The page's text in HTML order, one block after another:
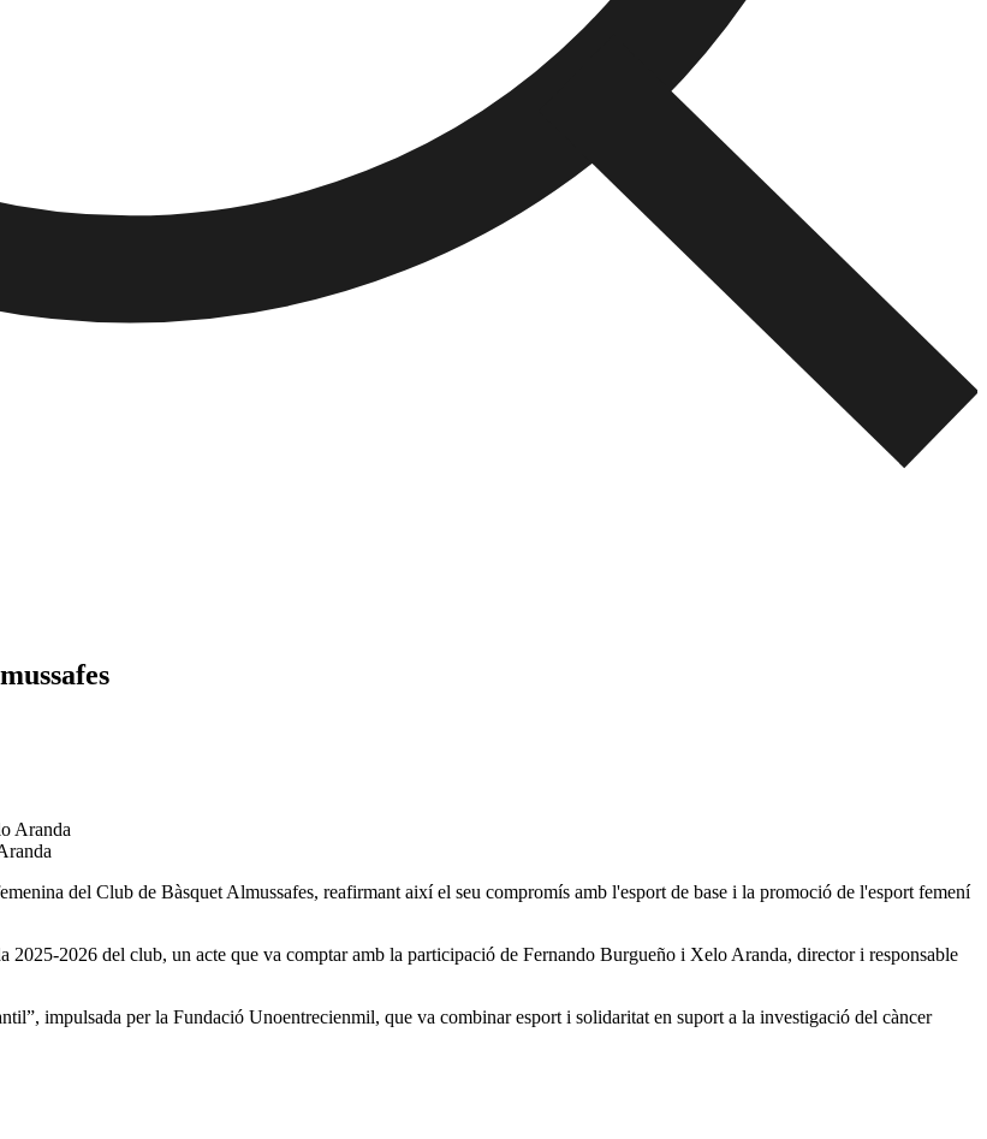
del Club de Bàsquet Almussafes, reafirmant així el seu compromís amb l'esport de base i la promoció de l'esport femení
2026 del club, un acte que va comptar amb la participació de Fernando Burgueño i Xelo Aranda, director i responsable
impulsada per la Fundació Unoentrecienmil, que va combinar esport i solidaritat en suport a la investigació del càncer